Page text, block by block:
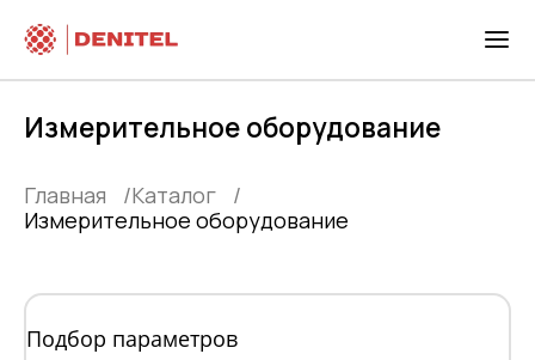
Измерительное оборудование
Главная
Каталог
Измерительное оборудование
Подбор параметров